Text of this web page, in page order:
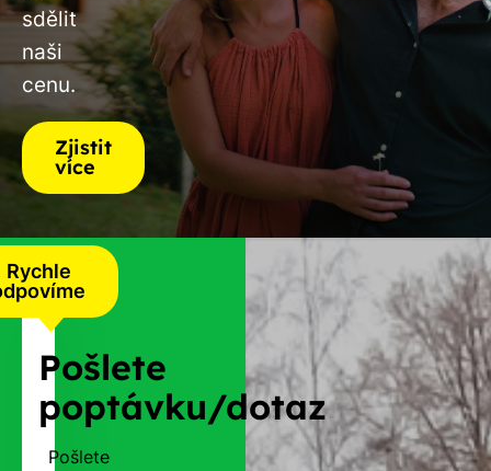
sdělit
naši
cenu.
Zjistit
více
Rychle
Pošlete
poptávku/dotaz
Pošlete